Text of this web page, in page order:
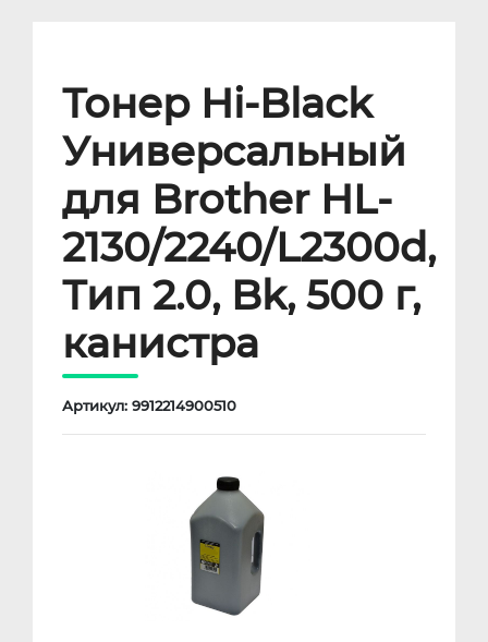
Тонер Hi-Black
Универсальный
для Brother HL-
2130/2240/L2300d,
Тип 2.0, Bk, 500 г,
канистра
Артикул: 9912214900510